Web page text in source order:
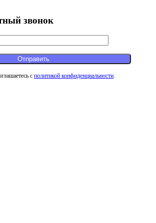
звонок
с политикой конфиденциальности.